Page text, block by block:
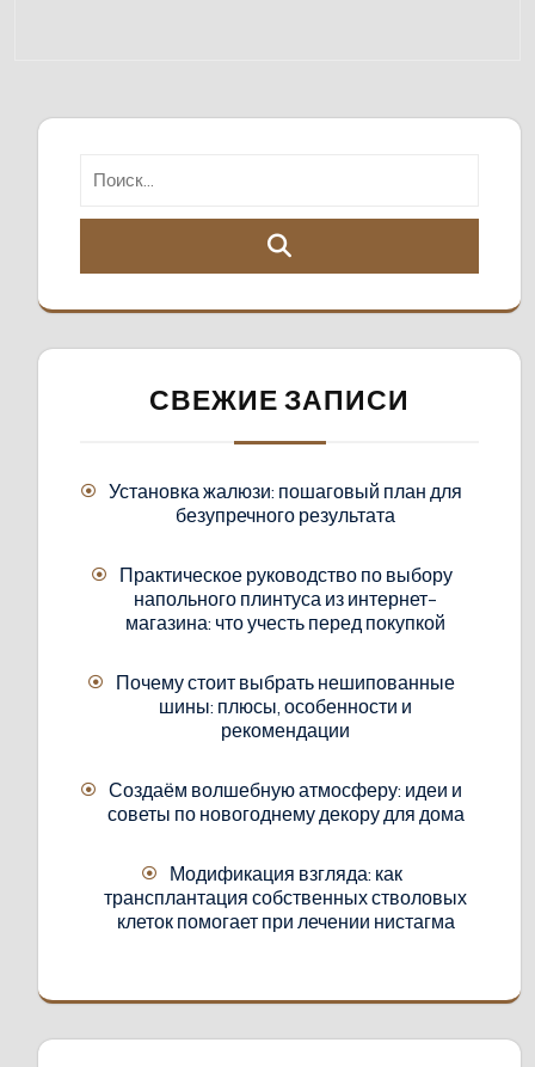
СВЕЖИЕ ЗАПИСИ
Установка жалюзи: пошаговый план для
безупречного результата
Практическое руководство по выбору
напольного плинтуса из интернет-
магазина: что учесть перед покупкой
Почему стоит выбрать нешипованные
шины: плюсы, особенности и
рекомендации
Создаём волшебную атмосферу: идеи и
советы по новогоднему декору для дома
Модификация взгляда: как
трансплантация собственных стволовых
клеток помогает при лечении нистагма